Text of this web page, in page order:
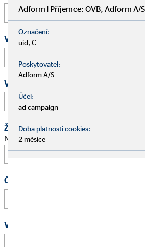
Vaše e-mailová adresa
Vaše telefonní číslo
Žádost o schůzku
Navrhněte prosím termín osobního
Čas
Vaše zpráva
Adform | Příjemce: OVB, Adform A/S
Označení:
uid, C
Poskytovatel:
Adform A/S
Účel:
ad campaign
Doba platnosti cookies:
2 měsíce